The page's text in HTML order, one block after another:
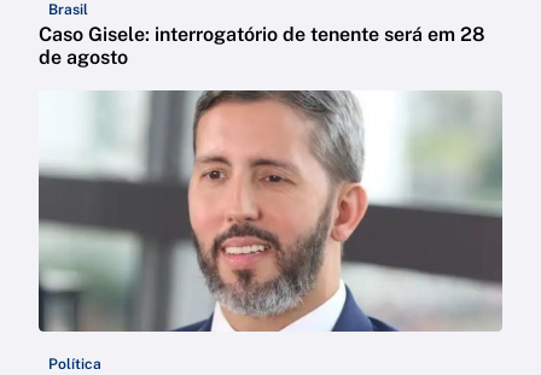
Brasil
Caso Gisele: interrogatório de tenente será em 28
de agosto
Política